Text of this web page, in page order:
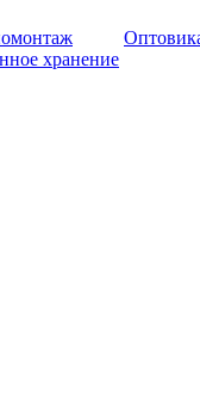
хранение